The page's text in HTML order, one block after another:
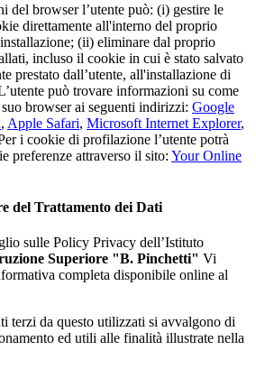
del browser l’utente può: (i) gestire le
direttamente all'interno del proprio
(ii) eliminare dal proprio
incluso il cookie in cui è stato salvato
prestato dall’utente, all'installazione di
può trovare informazioni su come
browser ai seguenti indirizzi: Google
, Apple Safari, Microsoft Internet Explorer,
i cookie di profilazione l’utente potrà
preferenze attraverso il sito: Your Online
del Trattamento dei Dati
sulle Policy Privacy dell’Istituto
Superiore "B. Pinchetti" Vi
completa disponibile online al
terzi da questo utilizzati si avvalgono di
ed utili alle finalità illustrate nella